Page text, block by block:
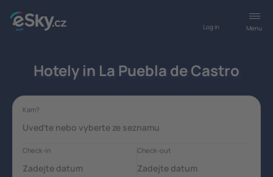
Menu
Log in
Hotely in La Puebla de Castro